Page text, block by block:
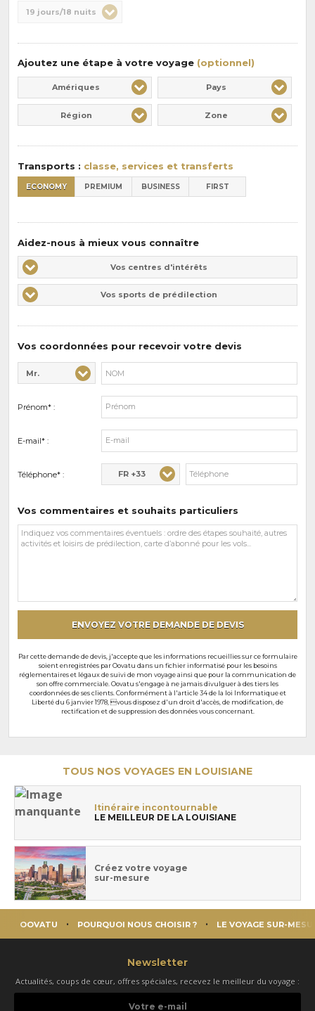
:
Durée
19 jours/18 nuits
Ajoutez une étape à votre voyage (optionnel)
Amériques Pays
Région Zone
Transports : classe, services et transferts
ECONOMY PREMIUM BUSINESS FIRST
Aidez-nous à mieux vous connaître
Vos
centres
d'intérêts
Vos centres d'intérêts
Vos
sports
Vos sports de prédilection
Vos coordonnées pour recevoir votre devis
Civilité* :
Mr.
Nom* :
Prénom* :
E-mail* :
Téléphone* : FR +33
Vos commentaires et souhaits particuliers
Vos
commentaires
ENVOYEZ VOTRE DEMANDE DE DEVIS
Par cette demande de devis, j'accepte que les informations recueillies sur ce formulaire
soient enregistrées par Oovatu dans un fichier informatisé pour les besoins
réglementaires et légaux de suivi de mon voyage ainsi que pour la communication de
son offre commerciale. Oovatu s'engage à ne jamais divulguer à des tiers les
coordonnées de ses clients. Conformément à l'article 34 de la loi Informatique et
Liberté du 6 janvier 1978, vous disposez d'un droit d'accès, de modification, de
rectification et de suppression des données vous concernant.
TOUS NOS VOYAGES EN LOUISIANE
Itinéraire incontournable
LE MEILLEUR DE LA LOUISIANE
Créez votre voyage
sur-mesure
OOVATU POURQUOI NOUS CHOISIR ? LE VOYAGE SUR-
Newsletter
Actualités, coups de cœur, offres spéciales, recevez le meilleur du voyage :